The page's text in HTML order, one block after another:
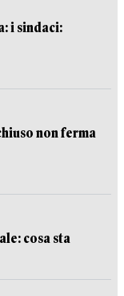
i sindaci:
non ferma
cosa sta